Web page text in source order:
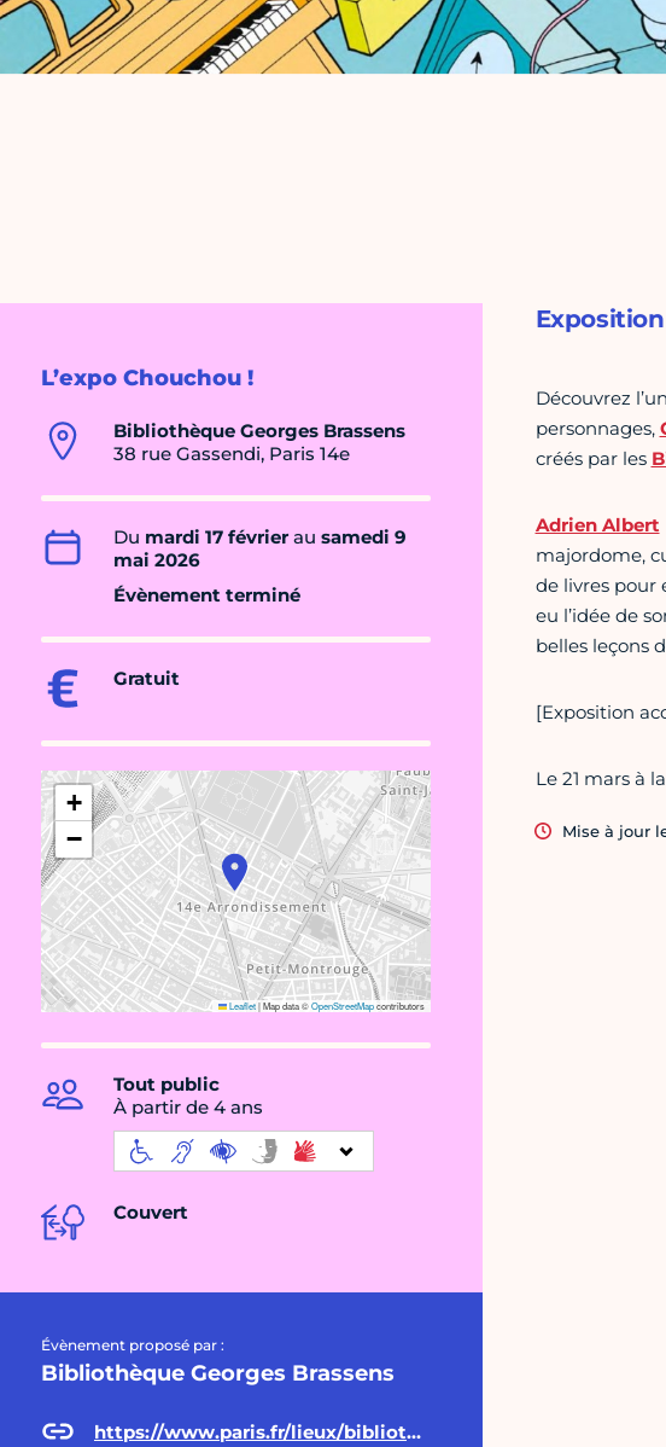
L’expo Chouchou !
Bibliothèque Georges Brassens
38 rue Gassendi, Paris 14e
Du mardi 17 févrierau samedi 9
mai 2026
Évènement terminé
Gratuit
+
−
Leaflet|Map data ©OpenStreetMapcontributors
Tout public
À partir de 4 ans
Couvert
Évènement proposé par :
Bibliothèque Georges Brassens
https://www.paris.fr/lieux/bibliotheque-georges-brassens-1733
Découvrez
personnages,
créés par les
Adrien Albert
majordome,
de livres pour
eu l’idée de
belles leçons
[Exposition
Le 21 mars à
Mise à jour